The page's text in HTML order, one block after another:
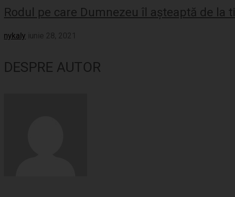
Rodul pe care Dumnezeu îl așteaptă de la
nykaly iunie 28, 2021
DESPRE AUTOR